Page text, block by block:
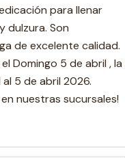
para llenar
dulzura. Son
de excelente calidad.
Domingo 5 de abril , la
5 de abril 2026.
nuestras sucursales!